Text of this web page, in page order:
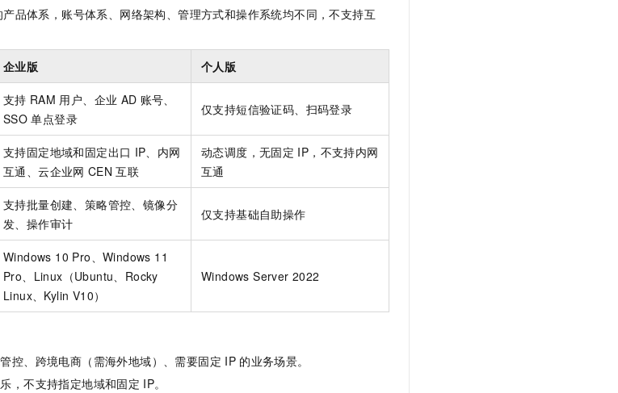
品体系，账号体系、网络架构、管理方式和操作系统均不同，不支持互
企业版 个人版
支持 RAM 用户、企业 AD 账号、
SSO 单点登录
仅支持短信验证码、扫码登录
支持固定地域和固定出口 IP、内网
互通、云企业网 CEN 互联
动态调度，无固定 IP，不支持内网
互通
支持批量创建、策略管控、镜像分
发、操作审计
仅支持基础自助操作
Windows 10 Pro、Windows 11
Pro、Linux（Ubuntu、Rocky
Linux、Kylin V10）
Windows Server 2022
控、跨境电商（需海外地域）、需要固定 IP 的业务场景。
，不支持指定地域和固定 IP。